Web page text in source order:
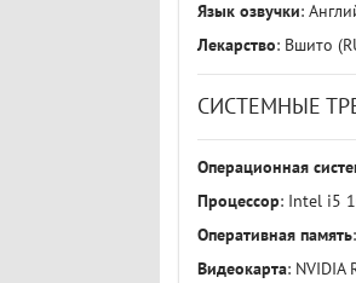
Язык озвучки:
Лекарство: Вшито
СИСТЕМНЫЕ
Операционная
Процессор: Intel i5
Оперативная память
Видеокарта: NVIDIA